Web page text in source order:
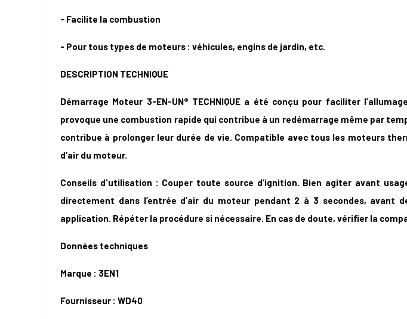
- Facilite la combustion
- Pour tous types de moteurs : véhicules, engins de jardin, etc.
DESCRIPTION TECHNIQUE
Démarrage Moteur 3-EN-UN® TECHNIQUE a été conçu pour faciliter
provoque une combustion rapide qui contribue à un redémarrage même par
contribue à prolonger leur durée de vie. Compatible avec tous les moteurs
d’air du moteur.
Conseils d'utilisation : Couper toute source d’ignition. Bien agiter avant
directement dans l’entrée d’air du moteur pendant 2 à 3 secondes,
application. Répéter la procédure si nécessaire. En cas de doute, vérifier la
Données techniques
Marque : 3EN1
Fournisseur : WD40